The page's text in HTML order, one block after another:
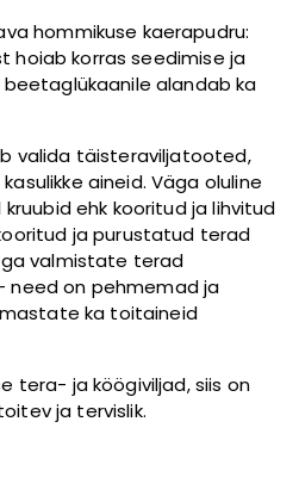
hommikuse kaerapudru:
hoiab korras seedimise ja
alandab ka
valida täisteraviljatooted,
aineid. Väga oluline
ehk kooritud ja lihvitud
ja purustatud terad
valmistate terad
on pehmemad ja
ka toitaineid
tera- ja köögiviljad, siis on
ja tervislik.